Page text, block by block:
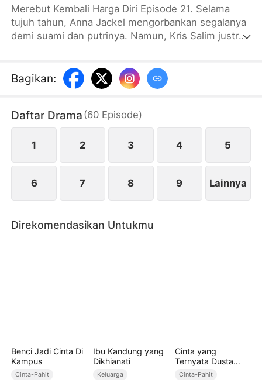
Merebut Kembali Harga Diri Episode 21. Selama
tujuh tahun, Anna Jackel mengorbankan segalanya
demi suami dan putrinya. Namun, Kris Salim justru
menyadari bahwa suami dan putrinya lebih memilih
adiknya sendiri sebagai keluarga mereka. Anna pun
Keluarga Salim, dan bangkit untuk merebut kembali
harga diri serta hidup yang pantas dia miliki.
Bagikan:
Daftar Drama (60 Episode)
1 2 3 4 5
6 7 8 9 Lainnya
Direkomendasikan Untukmu
Benci Jadi Cinta Di
Kampus
Cinta-Pahit
Ibu Kandung yang
Dikhianati
Keluarga
Cinta yang
Ternyata Dusta
(Sulih Suara)
Cinta-Pahit